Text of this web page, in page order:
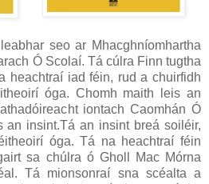
seo ar Mhacghníomhartha
Ó Scolaí. Tá cúlra Finn tugtha
heachtraí iad féin, rud a chuirfidh
óga. Chomh maith leis an
iontach Caomhán Ó
insint.Tá an insint breá soiléir,
óga. Tá na heachtraí féin
sa chúlra ó Gholl Mac Mórna
Tá mionsonraí sna scéalta a